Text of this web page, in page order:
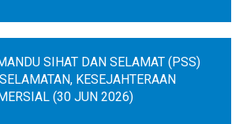
SIHAT DAN SELAMAT (PSS)
KESEJAHTERAAN
(30 JUN 2026)